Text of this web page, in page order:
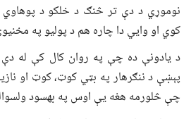
نوموړي د دې تر څنګ د خلکو د پوهاوي
کوي او وايي دا چاره هم د پولیو په
د یادونې ده چې په روان کال کې له
پېښې د ننګرهار په بټي کوټ، کوټ او
چې څلورمه هغه یې اوس په بهسود